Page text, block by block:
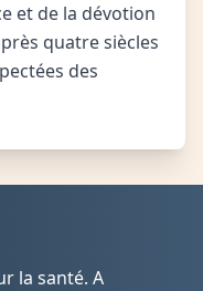
et de la dévotion
quatre siècles
des
la santé. A